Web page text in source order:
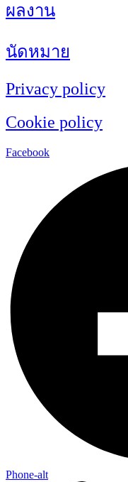
ผลงาน
นัดหมาย
Privacy policy
Cookie policy
Facebook
Phone-alt